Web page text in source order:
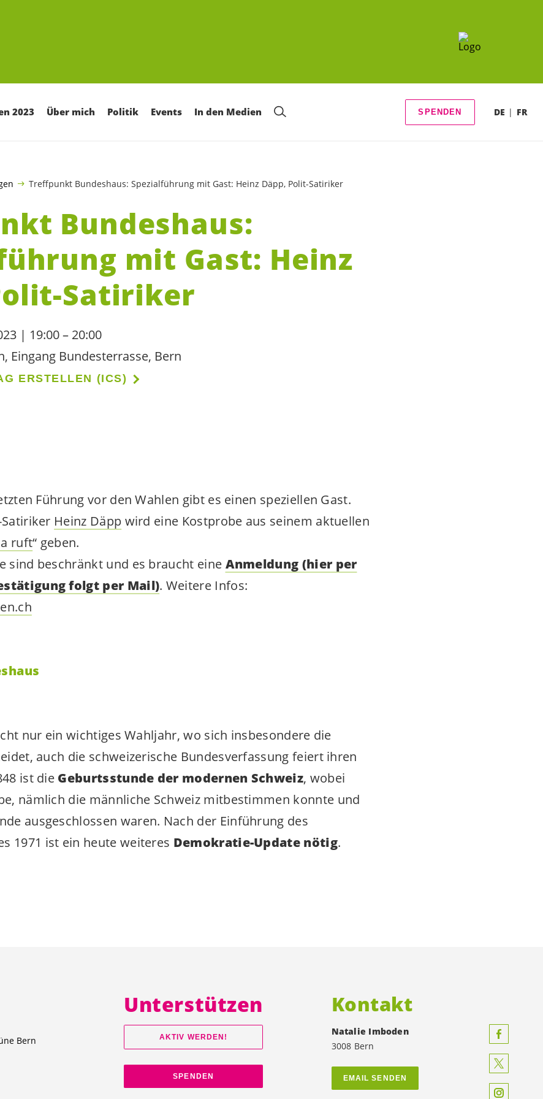
2023 Über mich Politik Events In den Medien SPENDEN DE FR
Treffpunkt Bundeshaus: Spezialführung mit Gast: Heinz Däpp, Polit-Satiriker
Bundeshaus:
mit Gast: Heinz
Satiriker
| 19:00 – 20:00
Eingang Bundesterrasse, Bern
ERSTELLEN (ICS)
Führung vor den Wahlen gibt es einen speziellen Gast.
Heinz Däpp wird eine Kostprobe aus seinem aktuellen
ruft“ geben.
sind beschränkt und es braucht eine Anmeldung (hier per
folgt per Mail). Weitere Infos:
nur ein wichtiges Wahljahr, wo sich insbesondere die
auch die schweizerische Bundesverfassung feiert ihren
ist die Geburtsstunde der modernen Schweiz, wobei
nämlich die männliche Schweiz mitbestimmen konnte und
ausgeschlossen waren. Nach der Einführung des
1971 ist ein heute weiteres Demokratie-Update nötig.
Bern
Kontakt
Natalie Imboden
3008 Bern
EMAIL SENDEN
Unterstützen
AKTIV WERDEN!
SPENDEN